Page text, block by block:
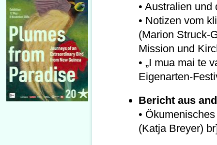
• Australien
• Notizen vom
(Marion Struck-
Mission und
• „I mua mai te
Eigenarten-
Bericht aus
•
(Katja Breyer)